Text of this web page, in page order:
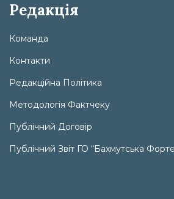
Редакція
Команда
Контакти
Редакційна Політика
Методологія Фактчеку
Публічний Договір
Публічний Звіт ГО “Бахмутська